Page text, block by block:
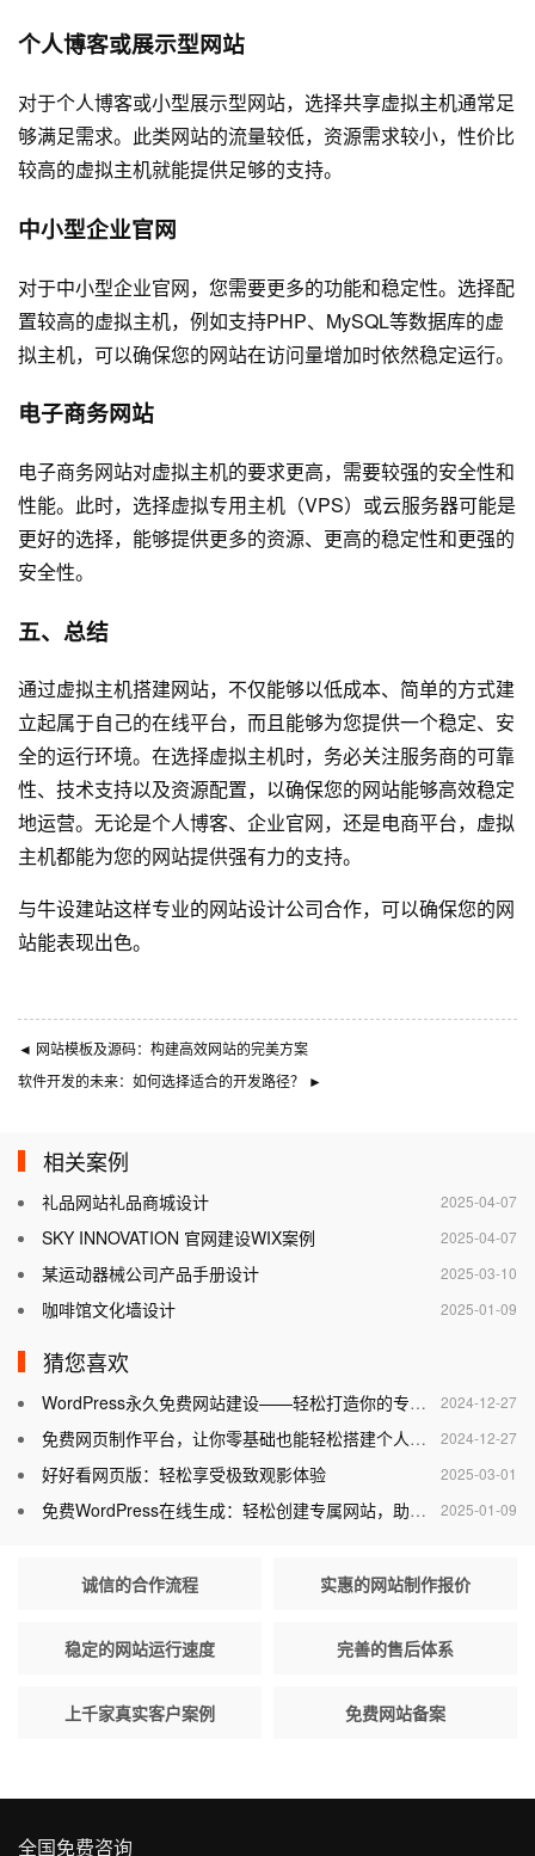
个人博客或展示型网站
对于个人博客或小型展示型网站，选择共享虚拟主机通常足
够满足需求。此类网站的流量较低，资源需求较小，性价比
较高的虚拟主机就能提供足够的支持。
中小型企业官网
对于中小型企业官网，您需要更多的功能和稳定性。选择配
置较高的虚拟主机，例如支持PHP、MySQL等数据库的虚
拟主机，可以确保您的网站在访问量增加时依然稳定运行。
电子商务网站
电子商务网站对虚拟主机的要求更高，需要较强的安全性和
性能。此时，选择虚拟专用主机（VPS）或云服务器可能是
更好的选择，能够提供更多的资源、更高的稳定性和更强的
安全性。
五、总结
通过虚拟主机搭建网站，不仅能够以低成本、简单的方式建
立起属于自己的在线平台，而且能够为您提供一个稳定、安
全的运行环境。在选择虚拟主机时，务必关注服务商的可靠
性、技术支持以及资源配置，以确保您的网站能够高效稳定
地运营。无论是个人博客、企业官网，还是电商平台，虚拟
主机都能为您的网站提供强有力的支持。
与牛设建站这样专业的网站设计公司合作，可以确保您的网
站能表现出色。
◄ 网站模板及源码：构建高效网站的完美方案
软件开发的未来：如何选择适合的开发路径？
►
相关案例
2025-04-07
礼品网站礼品商城设计
2025-04-07
SKY INNOVATION 官网建设WIX案例
2025-03-10
某运动器械公司产品手册设计
2025-01-09
咖啡馆文化墙设计
猜您喜欢
2024-12-27
WordPress永久免费网站建设——轻松打造你的专属网站
2024-12-27
免费网页制作平台，让你零基础也能轻松搭建个人网站
2025-03-01
好好看网页版：轻松享受极致观影体验
2025-01-09
免费WordPress在线生成：轻松创建专属网站，助力个人与企业腾飞
诚信的合作流程 实惠的网站制作报价
稳定的网站运行速度 完善的售后体系
上千家真实客户案例 免费网站备案
全国免费咨询